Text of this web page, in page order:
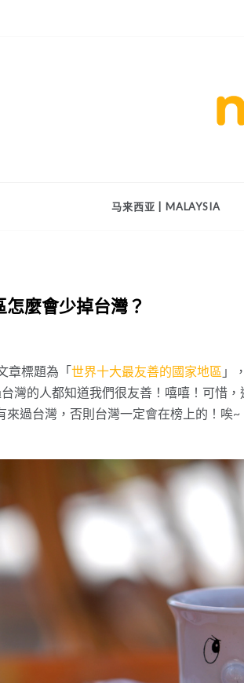
马来西亚 | MALAYSIA
麼會少掉台灣？
章標題為「世界十大最友善的國家地區 」
灣的人都知道我們很友善！嘻嘻！可惜
來過台灣，否則台灣一定會在榜上的！唉~